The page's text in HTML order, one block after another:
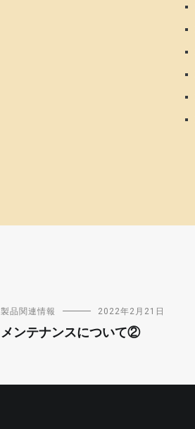
製品関連情報 2022年2月21日
メンテナンスについて②